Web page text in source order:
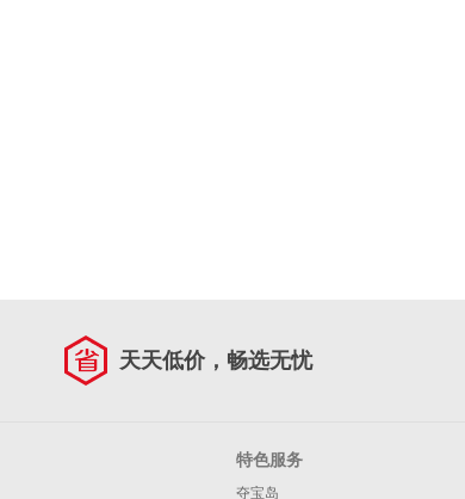
天天低价，畅选无忧
特色服务
夺宝岛